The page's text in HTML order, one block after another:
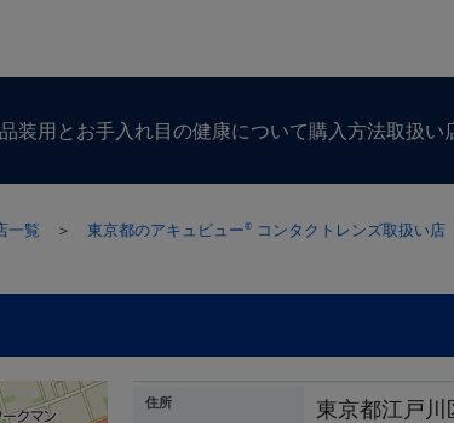
装用とお手入れ目の​健康に​ついて購入方​法取扱い​
一覧 ＞ 東京都のアキュビュー® コンタクトレンズ取扱い店
住所 東京都江戸川